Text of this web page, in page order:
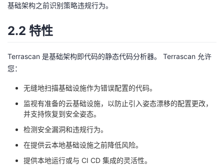
播
活
动
的
关
我
的
开
者
学
我
的
我
支
持
我
基础架构之前识别策略违规行为。
2.2 特性
Terrascan 是基础架构即代码的静态代码分析器。 Terrascan 允许
您：
无缝地扫描基础设施作为错误配置的代码。
监视有准备的云基础设施，以防止引入姿态漂移的配置更改，
并支持恢复到安全姿态。
检测安全漏洞和违规行为。
在提供云本地基础设施之前降低风险。
提供本地运行或与 CI CD 集成的灵活性。